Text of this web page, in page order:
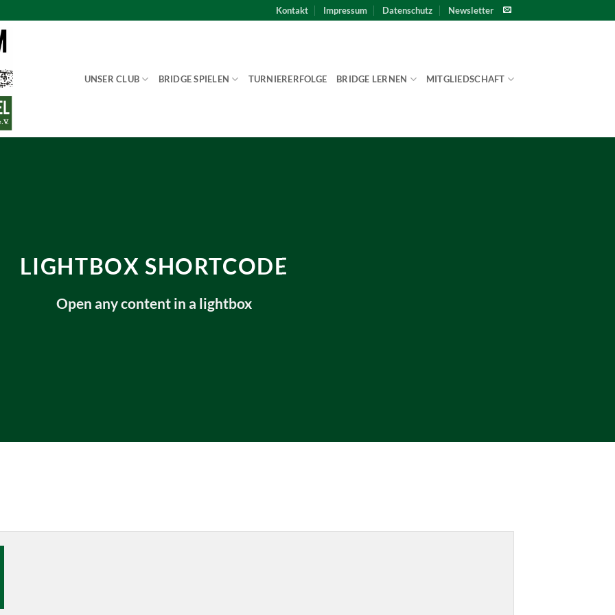
Kontakt Impressum Datenschutz Newsletter
UNSER CLUB BRIDGE SPIELEN TURNIERERFOLGE BRIDGE LERNEN MITGLIEDSCHAFT
LIGHTBOX SHORTCODE
Open any content in a lightbox